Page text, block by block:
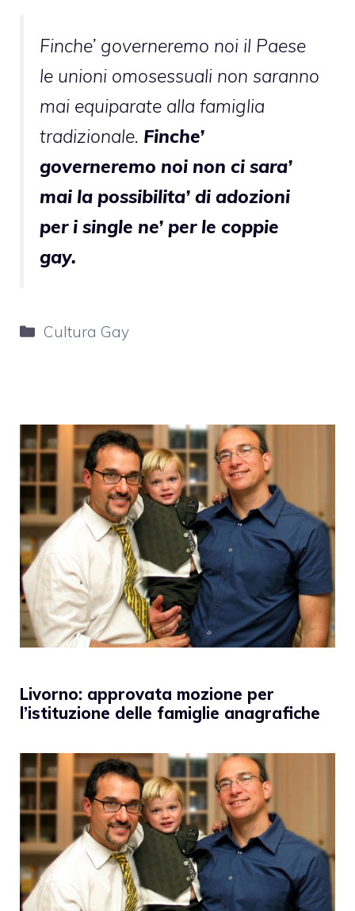
Finche’ governeremo noi il Paese
le unioni omosessuali non saranno
mai equiparate alla famiglia
tradizionale. Finche’
governeremo noi non ci sara’
mai la possibilita’ di adozioni
per i single ne’ per le coppie
gay.
Categorie
Cultura Gay
Livorno: approvata mozione per
l’istituzione delle famiglie anagrafiche